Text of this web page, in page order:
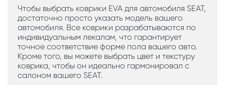
Чтобы выбрать коврики EVA для автомобиля SEAT,
достаточно просто указать модель вашего
автомобиля. Все коврики разрабатываются по
индивидуальным лекалам, что гарантирует
точное соответствие форме пола вашего авто.
Кроме того, вы можете выбрать цвет и текстуру
коврика, чтобы он идеально гармонировал с
салоном вашего SEAT.